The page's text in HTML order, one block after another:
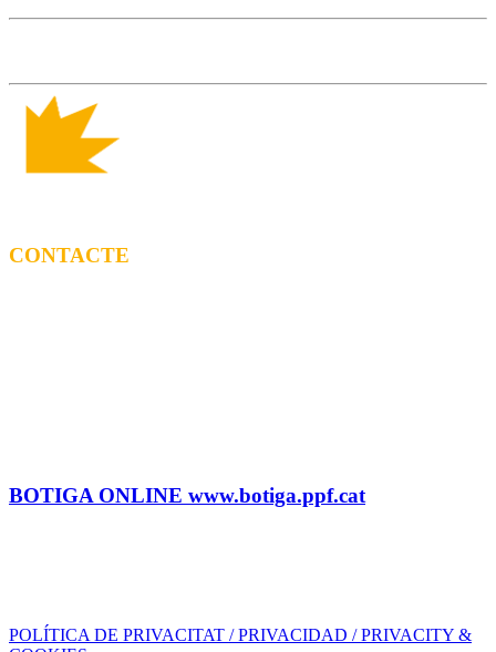
CONTACTE
BOTIGA ONLINE www.botiga.ppf.cat
POLÍTICA DE PRIVACITAT / PRIVACIDAD / PRIVACITY &